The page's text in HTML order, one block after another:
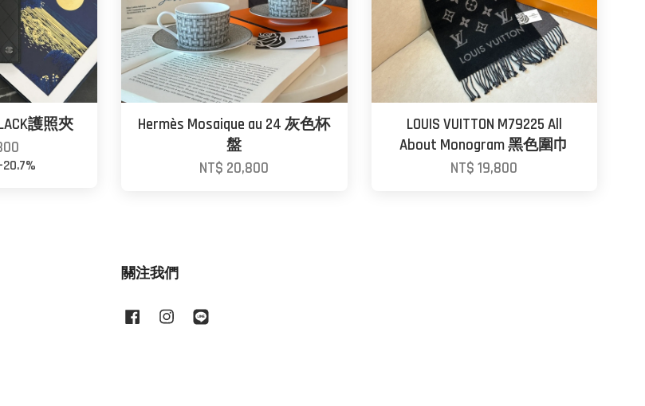
護照夾
-20.7%
Hermès Mosaique au 24 灰色杯
盤
NT$ 20,800
LOUIS VUITTON M79225 All
About Monogram 黑色圍巾
NT$ 19,800
關注我們
FacebookInstagram